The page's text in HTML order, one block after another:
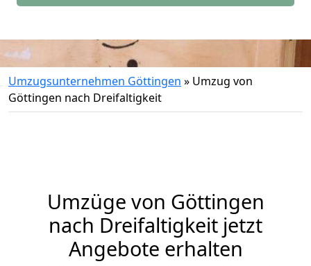
Umzugsunternehmen Göttingen » Umzug von
Göttingen nach Dreifaltigkeit
Umzüge von Göttingen
nach Dreifaltigkeit jetzt
Angebote erhalten